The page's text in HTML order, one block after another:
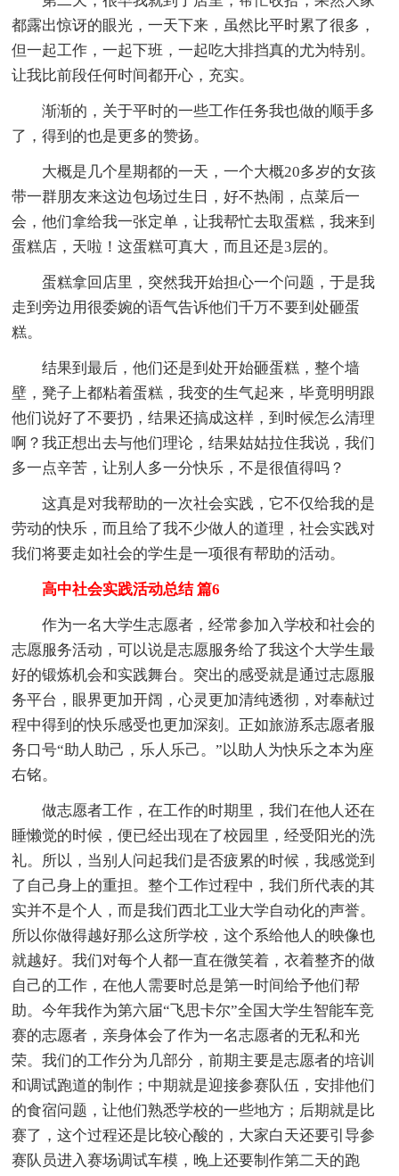
都露出惊讶的眼光，一天下来，虽然比平时累了很多，
但一起工作，一起下班，一起吃大排挡真的尤为特别。
让我比前段任何时间都开心，充实。
渐渐的，关于平时的一些工作任务我也做的顺手多
了，得到的也是更多的赞扬。
大概是几个星期都的一天，一个大概20多岁的女孩
带一群朋友来这边包场过生日，好不热闹，点菜后一
会，他们拿给我一张定单，让我帮忙去取蛋糕，我来到
蛋糕店，天啦！这蛋糕可真大，而且还是3层的。
蛋糕拿回店里，突然我开始担心一个问题，于是我
走到旁边用很委婉的语气告诉他们千万不要到处砸蛋
糕。
结果到最后，他们还是到处开始砸蛋糕，整个墙
壁，凳子上都粘着蛋糕，我变的生气起来，毕竟明明跟
他们说好了不要扔，结果还搞成这样，到时候怎么清理
啊？我正想出去与他们理论，结果姑姑拉住我说，我们
多一点辛苦，让别人多一分快乐，不是很值得吗？
这真是对我帮助的一次社会实践，它不仅给我的是
劳动的快乐，而且给了我不少做人的道理，社会实践对
我们将要走如社会的学生是一项很有帮助的活动。
高中社会实践活动总结 篇6
作为一名大学生志愿者，经常参加入学校和社会的
志愿服务活动，可以说是志愿服务给了我这个大学生最
好的锻炼机会和实践舞台。突出的感受就是通过志愿服
务平台，眼界更加开阔，心灵更加清纯透彻，对奉献过
程中得到的快乐感受也更加深刻。正如旅游系志愿者服
务口号“助人助己，乐人乐己。”以助人为快乐之本为座
右铭。
做志愿者工作，在工作的时期里，我们在他人还在
睡懒觉的时候，便已经出现在了校园里，经受阳光的洗
礼。所以，当别人问起我们是否疲累的时候，我感觉到
了自己身上的重担。整个工作过程中，我们所代表的其
实并不是个人，而是我们西北工业大学自动化的声誉。
所以你做得越好那么这所学校，这个系给他人的映像也
就越好。我们对每个人都一直在微笑着，衣着整齐的做
自己的工作，在他人需要时总是第一时间给予他们帮
助。今年我作为第六届“飞思卡尔”全国大学生智能车竞
赛的志愿者，亲身体会了作为一名志愿者的无私和光
荣。我们的工作分为几部分，前期主要是志愿者的培训
和调试跑道的制作；中期就是迎接参赛队伍，安排他们
的食宿问题，让他们熟悉学校的一些地方；后期就是比
赛了，这个过程还是比较心酸的，大家白天还要引导参
赛队员进入赛场调试车模，晚上还要制作第二天的跑